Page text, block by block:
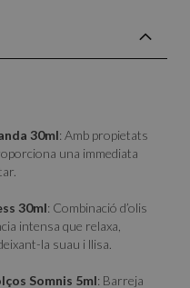
30ml: Amb propietats
una immediata
30ml: Combinació d’olis
intensa que relaxa,
la suau i llisa.
Somnis 5ml: Barreja